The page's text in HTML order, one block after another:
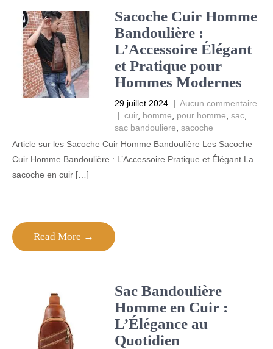
Sacoche Cuir Homme
Bandoulière :
L’Accessoire Élégant
et Pratique pour
Hommes Modernes
29 juillet 2024 | Aucun commentaire
| cuir, homme pour homme sac,
sac bandouliere sacoche
Article sur les Sacoche Cuir Homme Bandoulière Les Sacoche
Cuir Homme Bandoulière : L’Accessoire Pratique et Élégant La
sacoche en cuir […]
Read More →
Sac Bandoulière
Homme en Cuir :
L’Élégance au
Quotidien